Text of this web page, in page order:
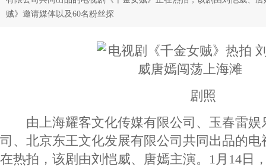
贼》邀请媒体以及60名粉丝探
剧照
由上海耀客文化传媒有限公司、玉春雷娱
司、北京东王文化发展有限公司共同出品的
在热拍，该剧由刘恺威、唐嫣主演。1月14日